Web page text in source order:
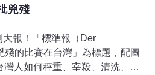
兇殘
報！「標準報（Der
殘的比賽在台灣」為標題，配圖
人如何秤重、宰殺、清洗、擺